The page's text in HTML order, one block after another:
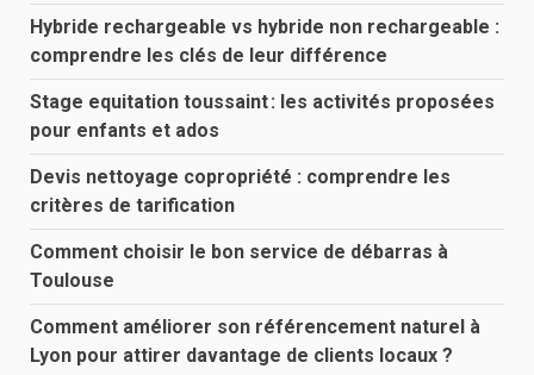
Hybride rechargeable vs hybride non rechargeable :
comprendre les clés de leur différence
Stage equitation toussaint : les activités proposées
pour enfants et ados
Devis nettoyage copropriété : comprendre les
critères de tarification
Comment choisir le bon service de débarras à
Toulouse
Comment améliorer son référencement naturel à
Lyon pour attirer davantage de clients locaux ?